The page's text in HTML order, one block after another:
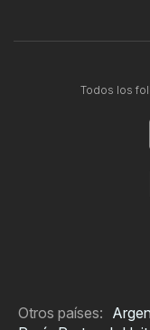
Todos los
Otros países: